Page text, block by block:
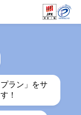
ラン」をサ
！